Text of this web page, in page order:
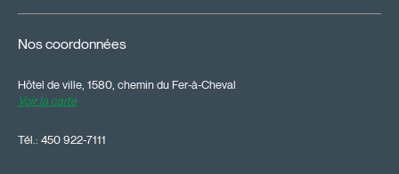
Nos coordonnées
Hôtel de ville, 1580, chemin du Fer-à-Cheval
Voir la carte
Tél.: 450 922-7111